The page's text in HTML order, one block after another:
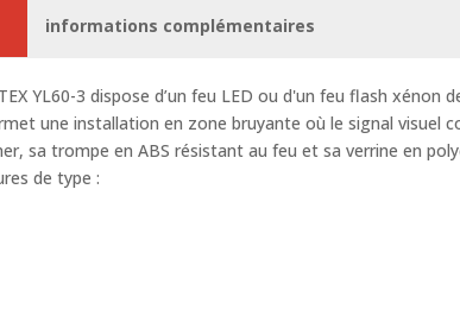
informations complémentaires
YL60-3 dispose d’un feu LED ou d'un feu flash xénon
une installation en zone bruyante où le signal visuel
sa trompe en ABS résistant au feu et sa verrine en
de type :